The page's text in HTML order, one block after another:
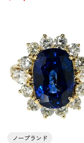
ノーブランド